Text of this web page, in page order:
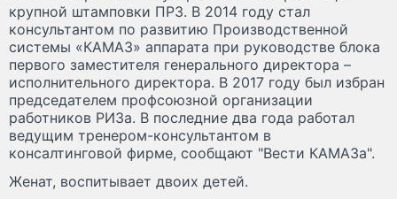
крупной штамповки ПРЗ. В 2014 году стал
консультантом по развитию Производственной
системы «КАМАЗ» аппарата при руководстве блока
первого заместителя генерального директора –
исполнительного директора. В 2017 году был избран
председателем профсоюзной организации
работников РИЗа. В последние два года работал
ведущим тренером-консультантом в
консалтинговой фирме, сообщают "Вести КАМАЗа".
Женат, воспитывает двоих детей.